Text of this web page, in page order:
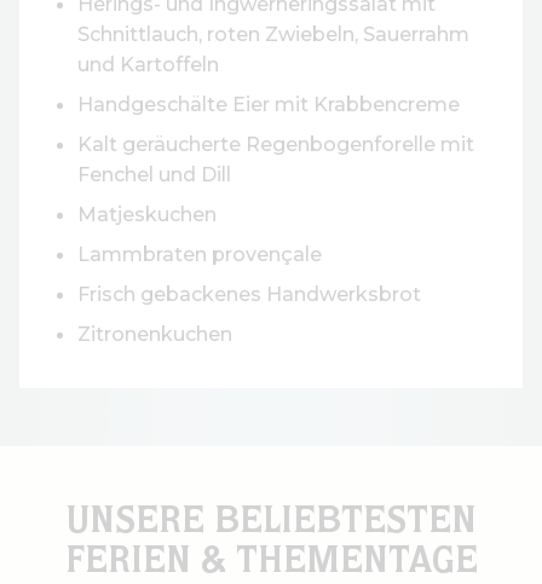
Schnittlauch, roten Zwiebeln, Sauerrahm
und Kartoffeln
Handgeschälte Eier mit Krabbencreme
Kalt geräucherte Regenbogenforelle mit
Fenchel und Dill
Matjeskuchen
Lammbraten provençale
Frisch gebackenes Handwerksbrot
Zitronenkuchen
UNSERE BELIEBTESTEN
FERIEN & THEMENTAGE